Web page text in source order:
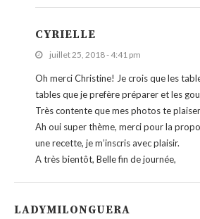
CYRIELLE
juillet 25, 2018 - 4:41 pm
Oh merci Christine! Je crois que les
tables que je prefère préparer et les
Très contente que mes photos te
Ah oui super thème, merci pour la
une recette, je m’inscris avec plaisir.
A très bientôt, Belle fin de journée,
LADYMILONGUERA